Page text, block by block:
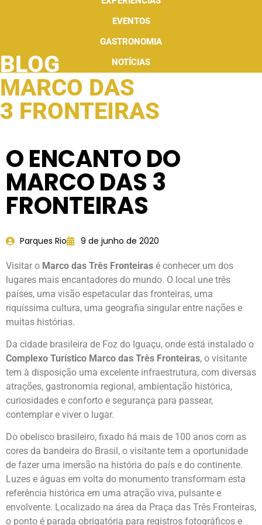
EVENTOS
GASTRONOMIA
NOTÍCIAS
BLOG
MARCO DAS
3 FRONTEIRAS
O ENCANTO DO
MARCO DAS 3
FRONTEIRAS
Parques Rio 9 de junho de 2020
Visitar o Marco das Três Fronteiras é conhecer um dos
lugares mais encantadores do mundo. O local une três
países, uma visão espetacular das fronteiras, uma
riquíssima cultura, uma geografia singular entre nações e
muitas histórias.
Da cidade brasileira de Foz do Iguaçu, onde está instalado o
Complexo Turístico Marco das Três Fronteiras, o visitante
tem à disposição uma excelente infraestrutura, com diversas
atrações, gastronomia regional, ambientação histórica,
curiosidades e conforto e segurança para passear,
contemplar e viver o lugar.
Do obelisco brasileiro, fixado há mais de 100 anos com as
cores da bandeira do Brasil, o visitante tem a oportunidade
de fazer uma imersão na história do país e do continente.
Luzes e águas em volta do monumento transformam esta
referência histórica em uma atração viva, pulsante e
envolvente. Localizado na área da Praça das Três Fronteiras,
o ponto é parada obrigatória para registros fotográficos e